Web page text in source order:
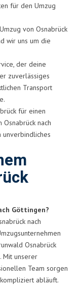
für den Umzug
von Osnabrück
wir uns um die
der deine
zuverlässiges
Transport
für einen
nach
unverbindliches
Göttingen?
nach
Osnabrück
Mit unserer
Team sorgen
abläuft.